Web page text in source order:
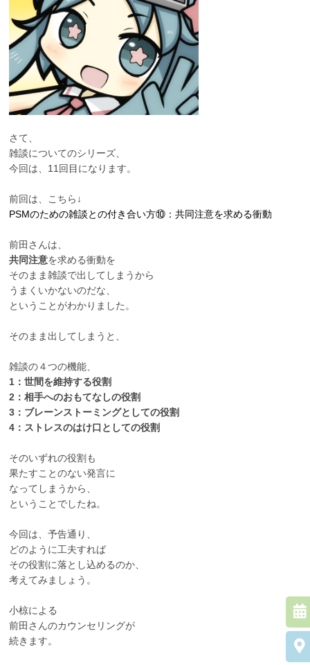
統合失調症
身体にかかわる症状が
ある方
心にかかわる症状があ
る方
さて、
雑談についてのシリーズ、
今回は、11回目になります。
前回は、こちら↓
PSMのための雑談との付き合い方⑩：共同注意を求める衝動
前田さんは、
共同注意を求める衝動を
そのまま雑談で出してしまうから
うまくいかないのだな、
ということがわかりました。
そのまま出してしまうと、
雑談の４つの機能、
1：世間を維持する役割
2：相手へのおもてなしの役割
3：ブレーンストーミングとしての役割
4：ストレスのはけ口としての役割
そのいずれの役割も
果たすことのない発言に
なってしまうから、
ということでしたね。
今回は、予告通り、
どのように工夫すれば
その役割に落とし込めるのか、
考えてみましょう。
小椋による
前田さんのカウンセリングが
続きます。